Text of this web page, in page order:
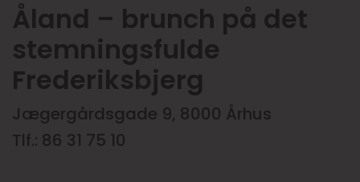
Åland – brunch på det
stemningsfulde
Frederiksbjerg
Jægergårdsgade 9, 8000 Århus
Tlf.: 86 31 75 10